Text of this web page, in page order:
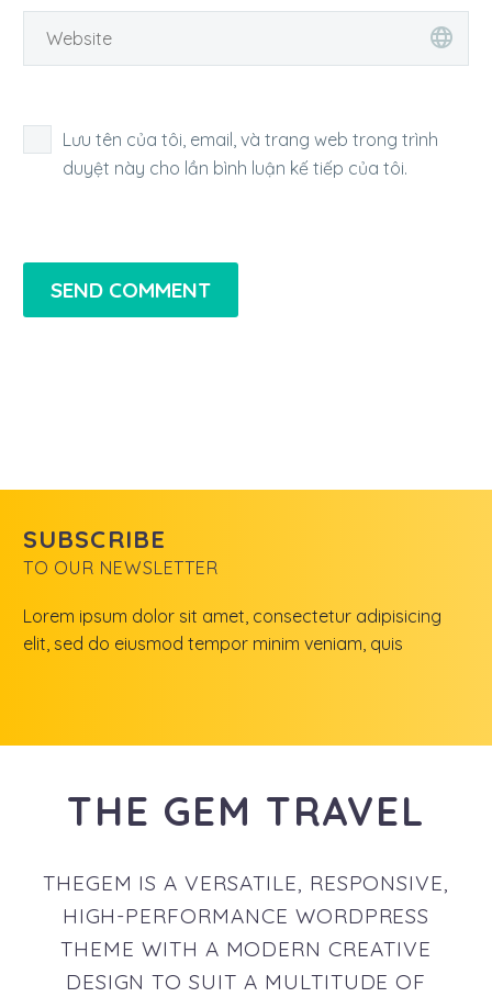
Lưu tên của tôi, email, và trang web trong trình
duyệt này cho lần bình luận kế tiếp của tôi.
SEND COMMENT
SUBSCRIBE
TO OUR NEWSLETTER
Lorem ipsum dolor sit amet, consectetur adipisicing
elit, sed do eiusmod tempor minim veniam, quis
THE GEM TRAVEL
THEGEM IS A VERSATILE, RESPONSIVE,
HIGH-PERFORMANCE WORDPRESS
THEME WITH A MODERN CREATIVE
DESIGN TO SUIT A MULTITUDE OF